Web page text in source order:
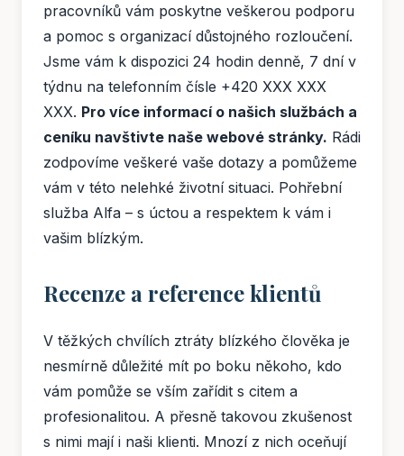
pracovníků vám poskytne veškerou podporu
a pomoc s organizací důstojného rozloučení.
Jsme vám k dispozici 24 hodin denně, 7 dní v
týdnu na telefonním čísle +420 XXX XXX
XXX. Pro více informací o našich službách a
ceníku navštivte naše webové stránky. Rádi
zodpovíme veškeré vaše dotazy a pomůžeme
vám v této nelehké životní situaci. Pohřební
služba Alfa – s úctou a respektem k vám i
vašim blízkým.
Recenze a reference klientů
V těžkých chvílích ztráty blízkého člověka je
nesmírně důležité mít po boku někoho, kdo
vám pomůže se vším zařídit s citem a
profesionalitou. A přesně takovou zkušenost
s nimi mají i naši klienti. Mnozí z nich oceňují